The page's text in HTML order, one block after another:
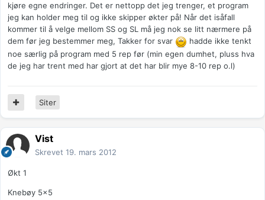
kjøre egne endringer. Det er nettopp det jeg trenger, et program
jeg kan holder meg til og ikke skipper økter på! Når det isåfall
kommer til å velge mellom SS og SL må jeg nok se litt nærmere på
dem før jeg bestemmer meg, Takker for svar
hadde ikke tenkt
noe særlig på program med 5 rep før (min egen dumhet, pluss hva
de jeg har trent med har gjort at det har blir mye 8-10 rep o.l)
Siter
Vist
Skrevet 19. mars 2012
Økt 1
Knebøy 5x5